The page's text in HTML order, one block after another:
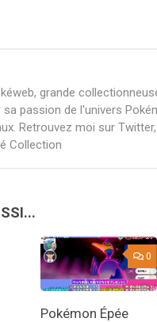
grande
sa passion de l'univers
Retrouvez moi sur
Collection
0
Pokémon Épée